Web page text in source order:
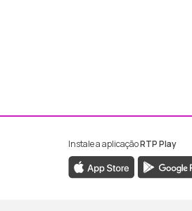
da RTP Madeira
da RTP Madeira
Instale a aplicaçãoRTP Play